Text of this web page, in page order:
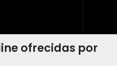
ofrecidas por